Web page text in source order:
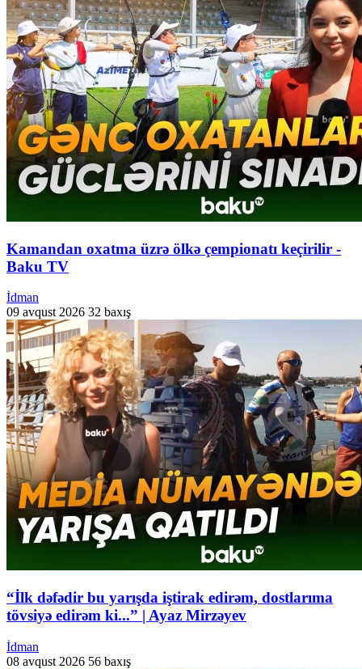
Kamandan oxatma üzrə ölkə çempionatı keçirilir -
Baku TV
İdman
09 avqust 2026 32 baxış
“İlk dəfədir bu yarışda iştirak edirəm, dostlarıma
tövsiyə edirəm ki...” | Ayaz Mirzəyev
İdman
08 avqust 2026 56 baxış